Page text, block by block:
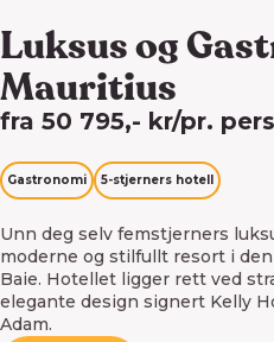
Luksus og
Mauritius
fra 50 795,- kr/pr.
Gastronomi 5-stjerners hotell
Unn deg selv femstjerners
moderne og stilfullt resort i
Baie. Hotellet ligger rett ved
elegante design signert Kelly
Adam.